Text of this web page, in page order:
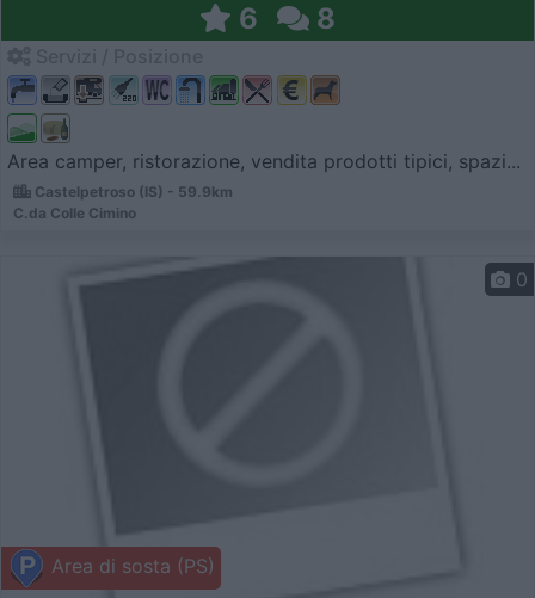
6 8
Area camper, ristorazione, vendita prodotti tipici, spazi...
Castelpetroso (IS) - 59.9km
C.da Colle Cimino
Area di sosta (PS)
0